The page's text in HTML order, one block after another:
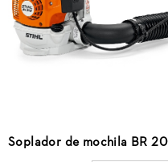
Soplador de mochila BR